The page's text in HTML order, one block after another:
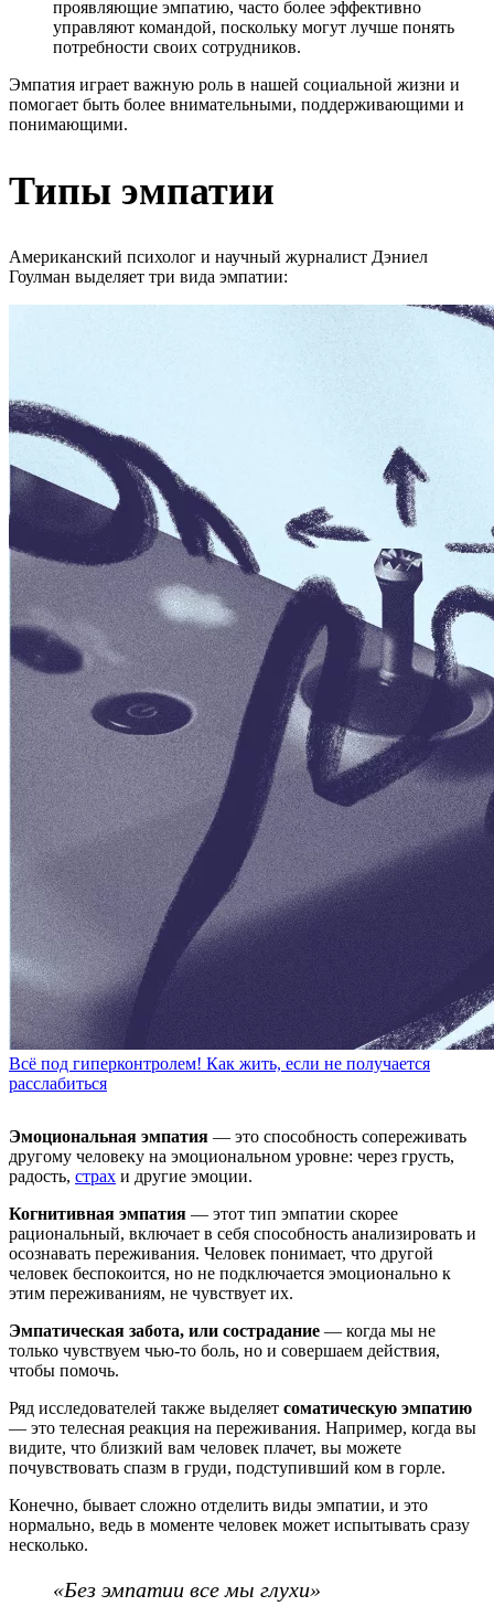
проявляющие эмпатию, часто более эффективно
управляют командой, поскольку могут лучше понять
потребности своих сотрудников.
Эмпатия играет важную роль в нашей социальной жизни и
помогает быть более внимательными, поддерживающими и
понимающими.
Типы эмпатии
Американский психолог и научный журналист Дэниел
Гоулман выделяет три вида эмпатии:
Всё под гиперконтролем! Как жить, если не получается
расслабиться
Эмоциональная эмпатия — это способность сопереживать
другому человеку на эмоциональном уровне: через грусть,
радость, страх и другие эмоции.
Когнитивная эмпатия — этот тип эмпатии скорее
рациональный, включает в себя способность анализировать и
осознавать переживания. Человек понимает, что другой
человек беспокоится, но не подключается эмоционально к
этим переживаниям, не чувствует их.
Эмпатическая забота, или сострадание — когда мы не
только чувствуем чью-то боль, но и совершаем действия,
чтобы помочь.
Ряд исследователей также выделяет соматическую эмпатию
— это телесная реакция на переживания. Например, когда вы
видите, что близкий вам человек плачет, вы можете
почувствовать спазм в груди, подступивший ком в горле.
Конечно, бывает сложно отделить виды эмпатии, и это
нормально, ведь в моменте человек может испытывать сразу
несколько.
«Без эмпатии все мы глухи»